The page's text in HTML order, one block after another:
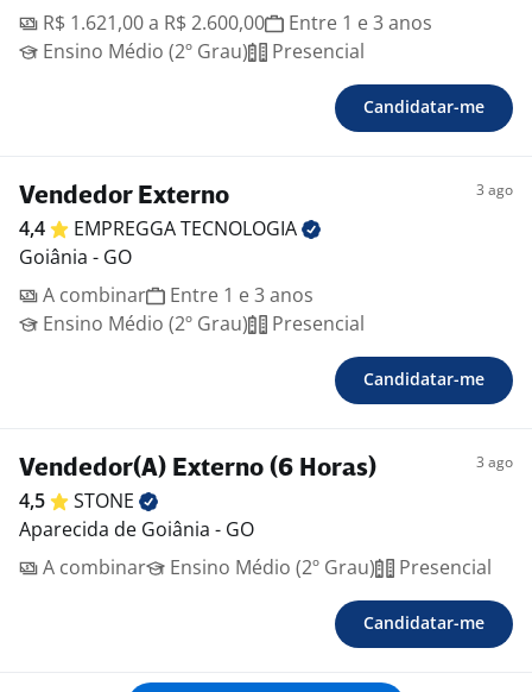
R$ 1.621,00 a R$ 2.600,00
Entre 1 e 3 anos
Ensino Médio (2º Grau)
Presencial
Candidatar-me
Vendedor Externo 3 ago
4,4 EMPREGGATECNOLOGIA
Goiânia - GO
A combinar
Entre 1 e 3 anos
Ensino Médio (2º Grau)
Presencial
Candidatar-me
Vendedor(A) Externo (6 Horas) 3 ago
4,5
STONE
Aparecida de Goiânia - GO
A combinar
Ensino Médio (2º Grau) Presencial
Candidatar-me